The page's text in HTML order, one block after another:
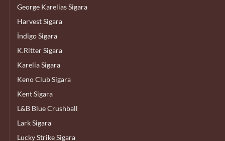
George Karelias Sigara
Harvest Sigara
İndigo Sigara
K.Ritter Sigara
Karelia Sigara
Keno Club Sigara
Kent Sigara
L&B Blue Crushball
Lark Sigara
Lucky Strike Sigara